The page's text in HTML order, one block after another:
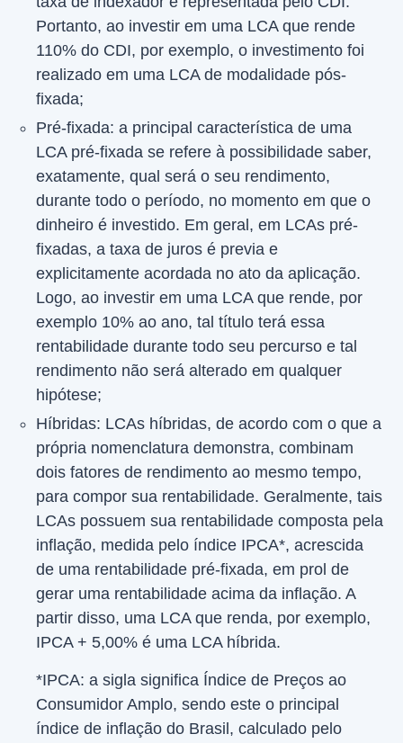
Portanto, ao investir em uma LCA que rende
110% do CDI, por exemplo, o investimento foi
realizado em uma LCA de modalidade pós-
fixada;
Pré-fixada: a principal característica de uma
LCA pré-fixada se refere à possibilidade saber,
exatamente, qual será o seu rendimento,
durante todo o período, no momento em que o
dinheiro é investido. Em geral, em LCAs pré-
fixadas, a taxa de juros é previa e
explicitamente acordada no ato da aplicação.
Logo, ao investir em uma LCA que rende, por
exemplo 10% ao ano, tal título terá essa
rentabilidade durante todo seu percurso e tal
rendimento não será alterado em qualquer
hipótese;
Híbridas: LCAs híbridas, de acordo com o que a
própria nomenclatura demonstra, combinam
dois fatores de rendimento ao mesmo tempo,
para compor sua rentabilidade. Geralmente, tais
LCAs possuem sua rentabilidade composta pela
inflação, medida pelo índice IPCA*, acrescida
de uma rentabilidade pré-fixada, em prol de
gerar uma rentabilidade acima da inflação. A
partir disso, uma LCA que renda, por exemplo,
IPCA + 5,00% é uma LCA híbrida.
*IPCA: a sigla significa Índice de Preços ao
Consumidor Amplo, sendo este o principal
índice de inflação do Brasil, calculado pelo